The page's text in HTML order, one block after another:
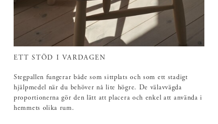
ETT STÖD I VARDAGEN
Stegpallen fungerar både som sittplats och som ett stadigt
hjälpmedel när du behöver nå lite högre. De välavvägda
proportionerna gör den lätt att placera och enkel att använda i
hemmets olika rum.